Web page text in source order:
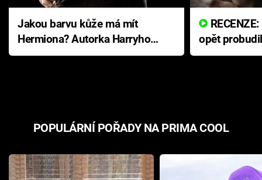
Jakou barvu kůže má mít
Hermiona? Autorka Harryho
Pottera přišla s ráznou
opět
přichází s
POPULÁRNÍ POŘADY NA PRIMA COOL